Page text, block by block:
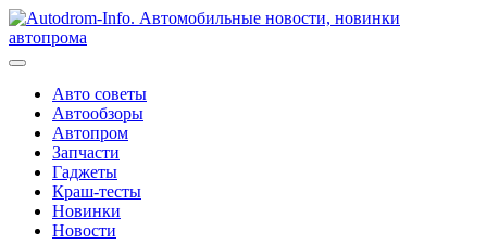
Перейти
к
содержимому
Авто советы
Автообзоры
Автопром
Запчасти
Гаджеты
Краш-тесты
Новинки
Новости